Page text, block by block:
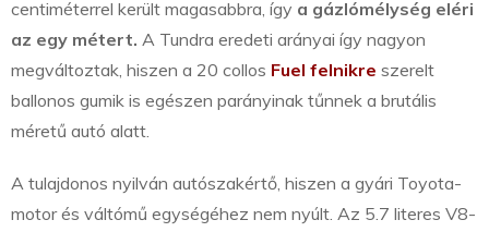
centiméterrel került magasabbra, így a gázlómélység eléri
az egy métert. A Tundra eredeti arányai így nagyon
megváltoztak, hiszen a 20 collos Fuel felnikre szerelt
ballonos gumik is egészen parányinak tűnnek a brutális
méretű autó alatt.
A tulajdonos nyilván autószakértő, hiszen a gyári Toyota-
motor és váltómű egységéhez nem nyúlt. Az 5.7 literes V8-